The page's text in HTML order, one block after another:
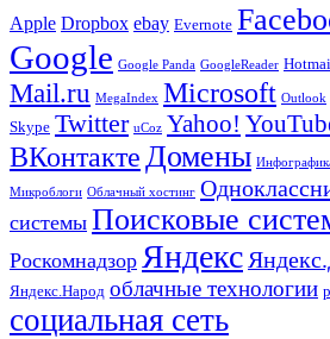
Apple Dropbox ebay Evernote
Google Google Panda GoogleReader
Mail.ru MegaIndex Microsoft Outlook
Skype Twitter uCoz Yahoo!
ВКонтакте Домены
Микроблоги Облачный хостинг
системы Поисковые
Роскомнадзор Яндекс
Яндекс.Народ облачные технологии
социальная сеть